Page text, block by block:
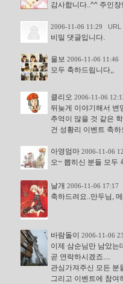
감사합니다..^^ 주인
2006-11-06 11:29 URL
비밀 댓글입니다.
울보 2006-11-06 11:46
모두 축하드립니다,,
클리오 2006-11-06
뒤늦게 이야기해서 변
추억이 많을 것 같은
건 성황리 이벤트 축
아영엄마 2006-11-06
오~ 뽑히신 분들 모두
날개 2006-11-06 17:17
축하드려요..만두님,
바람돌이 2006-11-06
이제 삼순님만 남았는
곧 연락하시겠죠....
관심가져주신 모든 분
그리고 이벤트에 참여